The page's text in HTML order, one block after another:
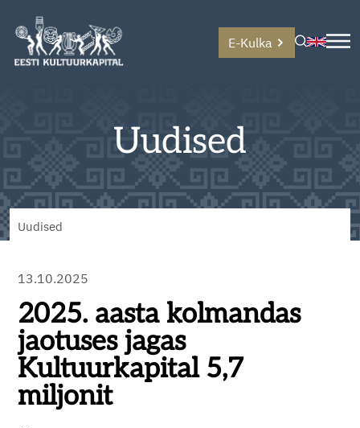
E-Kulka
Uudised
Uudised
13.10.2025
2025. aasta kolmandas
jaotuses jagas
Kultuurkapital 5,7
miljonit